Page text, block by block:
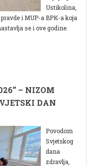
Ustikolina,
i MUP-a BPK-a koja
se i ove godine.
– NIZOM
DAN
Povodom
Svjetskog
dana
zdravlja,